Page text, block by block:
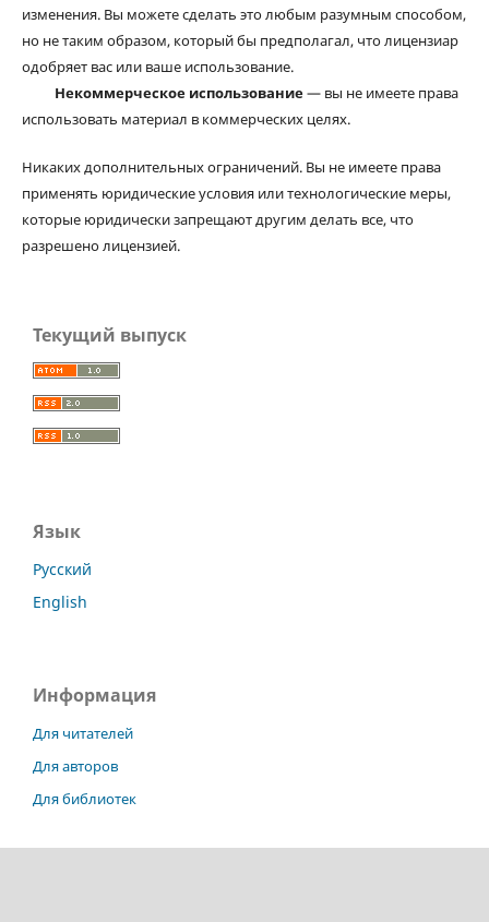
изменения. Вы можете сделать это любым разумным способом,
но не таким образом, который бы предполагал, что лицензиар
одобряет вас или ваше использование.
Некоммерческое использование— вы не имеете права
использовать материал в коммерческих целях.
Никаких дополнительных ограничений. Вы не имеете права
применять юридические условия или технологические меры,
которые юридически запрещают другим делать все, что
разрешено лицензией.
Текущий выпуск
Язык
Русский
English
Информация
Для читателей
Для авторов
Для библиотек